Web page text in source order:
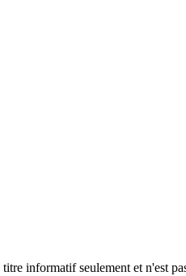
informatif seulement et n'est